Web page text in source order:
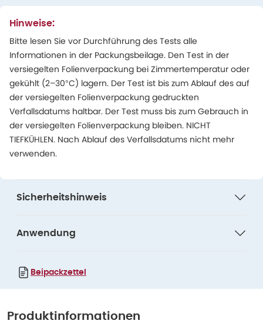
Hinweise:
Bitte lesen Sie vor Durchführung des Tests alle
Informationen in der Packungsbeilage. Den Test in der
versiegelten Folienverpackung bei Zimmertemperatur oder
gekühlt (2–30°C) lagern. Der Test ist bis zum Ablauf des auf
der versiegelten Folienverpackung gedruckten
Verfallsdatums haltbar. Der Test muss bis zum Gebrauch in
der versiegelten Folienverpackung bleiben. NICHT
TIEFKÜHLEN. Nach Ablauf des Verfallsdatums nicht mehr
verwenden.
Sicherheitshinweis
Anwendung
Beipackzettel
Produktinformationen